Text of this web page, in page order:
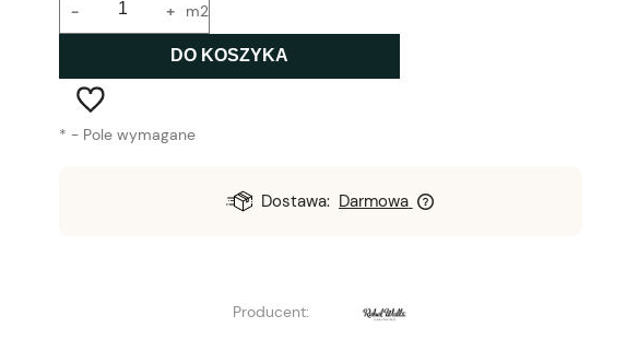
+
- m2
DO KOSZYKA
* - Pole wymagane
Dostawa: Darmowa
Producent: